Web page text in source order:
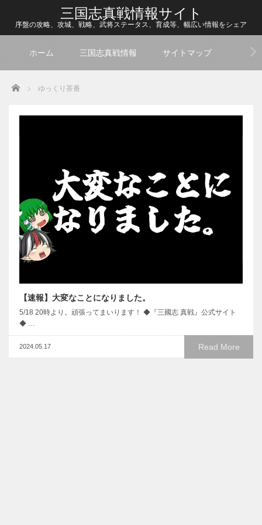
三国志真戦情報サイト
序盤の攻略、攻城、戦略、武将ステータス、育成等、幅広い情報をシェア
ホーム 三国志真戦情報 サイトマップ
Home ゆっくり茶番
【速報】大変なことになりました。
5/18 20時より。頑張ってまいります！ ◆『三國志 真戦』公式サイト
◆ …
Read More
2024.05.17